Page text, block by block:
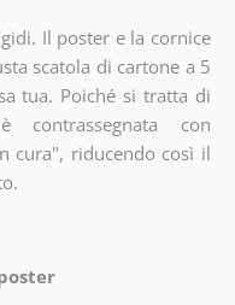
Il poster e la cornice
scatola di cartone a 5
tua. Poiché si tratta di
con
cura", riducendo così il